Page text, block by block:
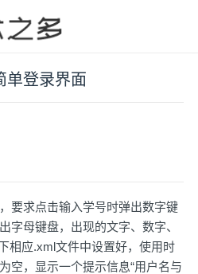
单登录界面
要求点击输入学号时弹出数字键
字母键盘，出现的文字、数字、
相应.xml文件中设置好，使用时
空，显示一个提示信息“用户名与